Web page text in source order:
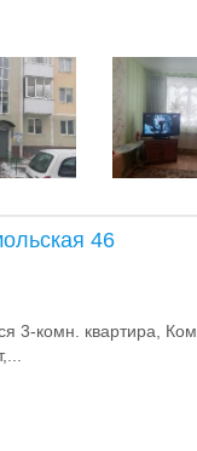
46
3-комн. квартира,